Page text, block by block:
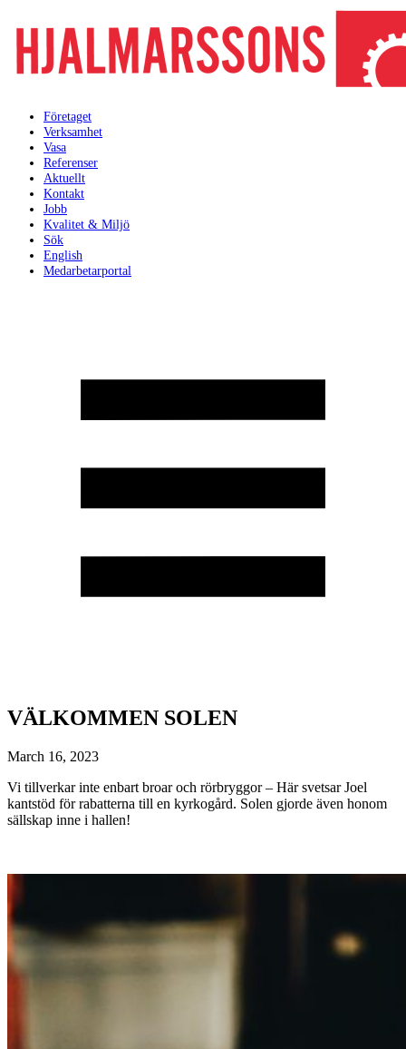
Företaget
Verksamhet
Vasa
Referenser
Aktuellt
Kontakt
Jobb
Kvalitet & Miljö
Sök
English
Medarbetarportal
VÄLKOMMEN SOLEN
March 16, 2023
Vi tillverkar inte enbart broar och rörbryggor – Här svetsar Joel
kantstöd för rabatterna till en kyrkogård. Solen gjorde även honom
sällskap inne i hallen!